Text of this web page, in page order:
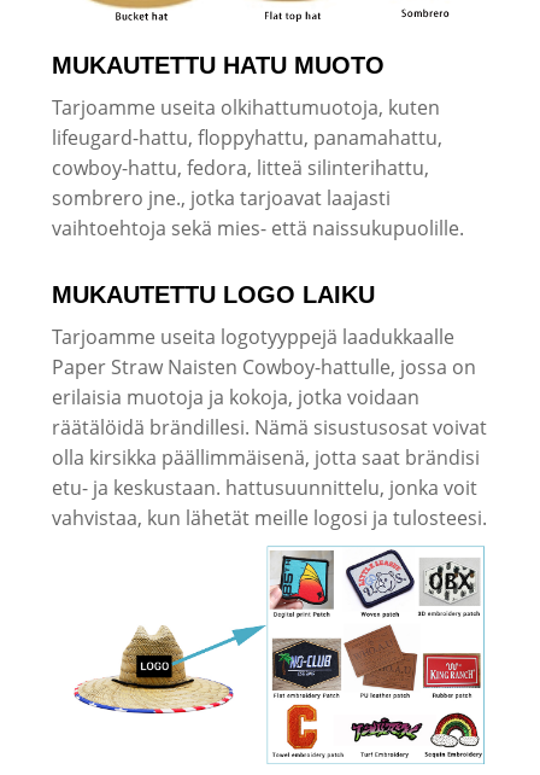
MUKAUTETTU HATU MUOTO
Tarjoamme useita olkihattumuotoja, kuten
lifeugard-hattu, floppyhattu, panamahattu,
cowboy-hattu, fedora, litteä silinterihattu,
sombrero jne., jotka tarjoavat laajasti
vaihtoehtoja sekä mies- että naissukupuolille.
MUKAUTETTU LOGO LAIKU
Tarjoamme useita logotyyppejä laadukkaalle
Paper Straw Naisten Cowboy-hattulle, jossa on
erilaisia ​​muotoja ja kokoja, jotka voidaan
räätälöidä brändillesi. Nämä sisustusosat voivat
olla kirsikka päällimmäisenä, jotta saat brändisi
etu- ja keskustaan. hattusuunnittelu, jonka voit
vahvistaa, kun lähetät meille logosi ja tulosteesi.